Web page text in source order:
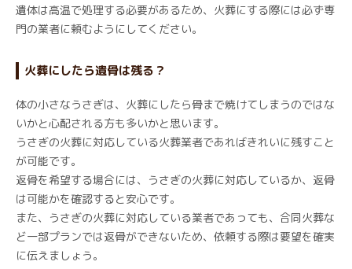
遺体は高温で処理する必要があるため、火葬にする際には必ず専
門の業者に頼むようにしてください。
火葬にしたら遺骨は残る？
体の小さなうさぎは、火葬にしたら骨まで焼けてしまうのではな
いかと心配される方も多いかと思います。
うさぎの火葬に対応している火葬業者であればきれいに残すこと
が可能です。
返骨を希望する場合には、うさぎの火葬に対応しているか、返骨
は可能かを確認すると安心です。
また、うさぎの火葬に対応している業者であっても、合同火葬な
ど一部プランでは返骨ができないため、依頼する際は要望を確実
に伝えましょう。